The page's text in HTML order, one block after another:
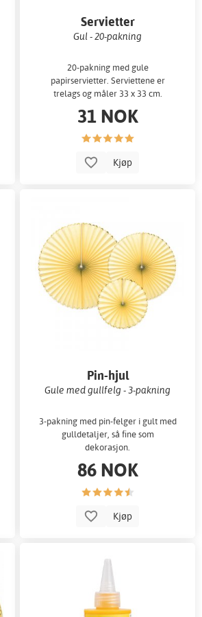
Servietter
Gul - 20-pakning
20-pakning med gule
papirservietter. Serviettene er
trelags og måler 33 x 33 cm.
31 NOK
Kjøp
Pin-hjul
Gule med gullfelg - 3-pakning
3-pakning med pin-felger i gult med
gulldetaljer, så fine som
dekorasjon.
86 NOK
Kjøp